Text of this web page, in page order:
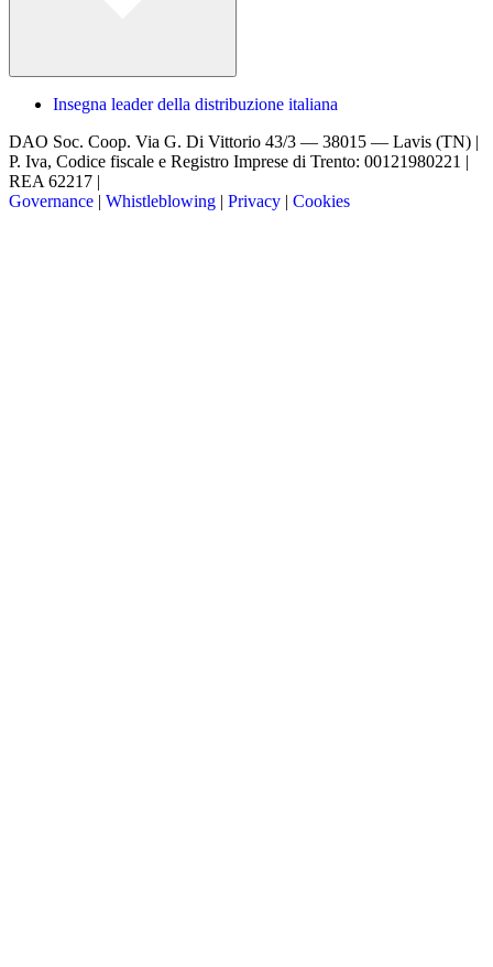
Insegna leader della distribuzione italiana
DAO Soc. Coop. Via G. Di Vittorio 43/3 — 38015 — Lavis (TN) |
P. Iva, Codice fiscale e Registro Imprese di Trento: 00121980221 |
REA 62217 |
Governance | Whistleblowing | Privacy | Cookies